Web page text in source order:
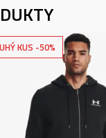
KUS -50%